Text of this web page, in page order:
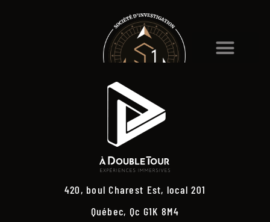
420, boul Charest Est, local 201
Québec, Qc G1K 8M4